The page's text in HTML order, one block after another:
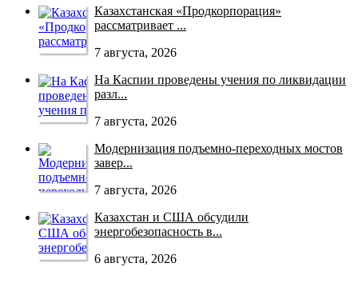
Казахстанская «Продкорпорация»
рассматривает ...
7 августа, 2026
На Каспии проведены учения по ликвидации
разл...
7 августа, 2026
Модернизация подъемно-переходных мостов
завер...
7 августа, 2026
Казахстан и США обсудили
энергобезопасность в...
6 августа, 2026